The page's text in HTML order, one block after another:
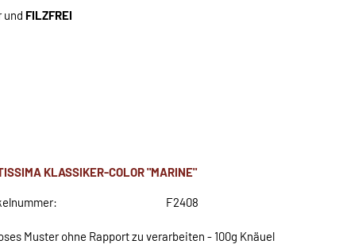
und FILZFREI
KLASSIKER-COLOR "MARINE"
F2408
Muster ohne Rapport zu verarbeiten - 100g Knäuel